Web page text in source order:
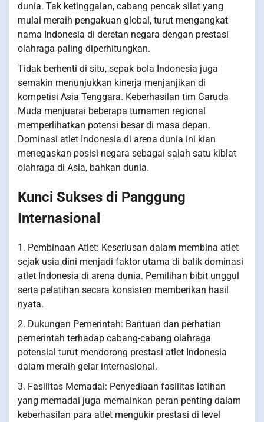
dunia. Tak ketinggalan, cabang pencak silat yang
mulai meraih pengakuan global, turut mengangkat
nama Indonesia di deretan negara dengan prestasi
olahraga paling diperhitungkan.
Tidak berhenti di situ, sepak bola Indonesia juga
semakin menunjukkan kinerja menjanjikan di
kompetisi Asia Tenggara. Keberhasilan tim Garuda
Muda menjuarai beberapa turnamen regional
memperlihatkan potensi besar di masa depan.
Dominasi atlet Indonesia di arena dunia ini kian
menegaskan posisi negara sebagai salah satu kiblat
olahraga di Asia, bahkan dunia.
Kunci Sukses di Panggung
Internasional
1. Pembinaan Atlet: Keseriusan dalam membina atlet
sejak usia dini menjadi faktor utama di balik dominasi
atlet Indonesia di arena dunia. Pemilihan bibit unggul
serta pelatihan secara konsisten memberikan hasil
nyata.
2. Dukungan Pemerintah: Bantuan dan perhatian
pemerintah terhadap cabang-cabang olahraga
potensial turut mendorong prestasi atlet Indonesia
dalam meraih gelar internasional.
3. Fasilitas Memadai: Penyediaan fasilitas latihan
yang memadai juga memainkan peran penting dalam
keberhasilan para atlet mengukir prestasi di level